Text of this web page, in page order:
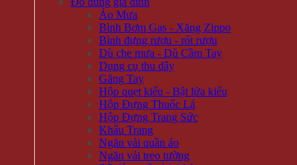
Áo Mưa
Bình Bơm Gas - Xăng Zippo
Bình đựng rượu - rót rượu
Dù che mưa - Dù Cầm Tay
Dụng cụ thu dây
Găng Tay
Hộp quẹt kiểu - Bật lửa kiểu
Hộp Đựng Thuốc Lá
Hộp Đựng Trang Sức
Khẩu Trang
Ngăn vải quần áo
Ngăn vải treo tường